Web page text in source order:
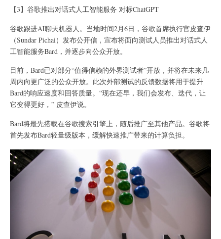
【3】谷歌推出对话式人工智能服务 对标ChatGPT
谷歌跟进AI聊天机器人。当地时间2月6日，谷歌首席执行官皮查伊
（Sundar Pichai）发布公开信，宣布将面向测试人员推出对话式人
工智能服务Bard，并逐步向公众开放。
目前，Bard已对部分“值得信赖的外界测试者”开放，并将在未来几
周内向更广泛的公众开放。此次外部测试的反馈数据将用于提升
Bard的响应速度和回答质量。“现在还早，我们会发布、迭代，让
它变得更好，” 皮查伊说。
Bard将最先搭载在谷歌搜索引擎上，随后推广至其他产品。谷歌将
首先发布Bard轻量级版本，缓解快速推广带来的计算负担。